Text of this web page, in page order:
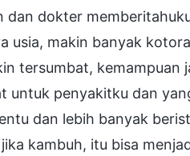
dan dokter
usia, makin banyak
tersumbat,
untuk penyakitku dan
dan lebih banyak
kambuh, itu bisa